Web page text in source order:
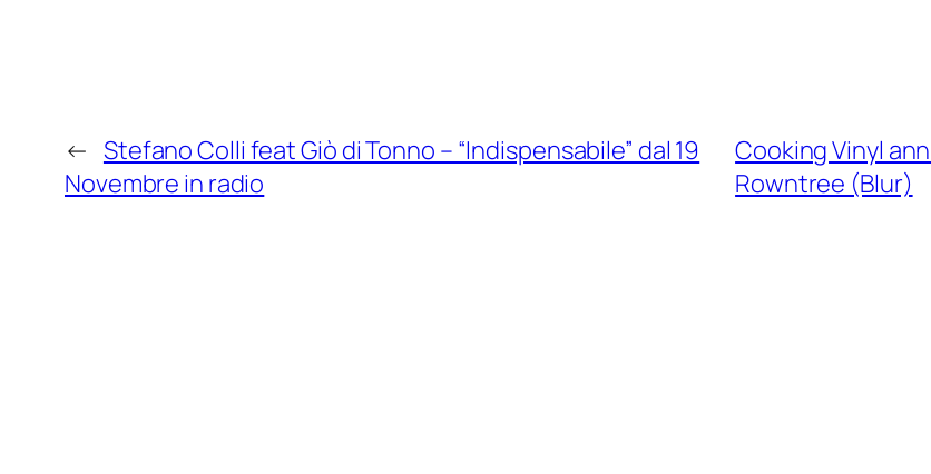
← Stefano Colli feat Giò di Tonno – “Indispensabile” dal 19
Novembre in radio
Cooking Vinyl
Rowntree (Blur)